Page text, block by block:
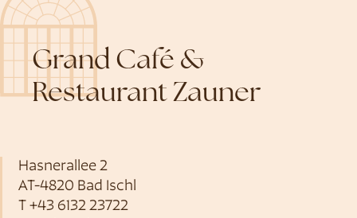
Grand Café &
Restaurant Zauner
Hasnerallee 2
AT-4820 Bad Ischl
T +43 6132 23722